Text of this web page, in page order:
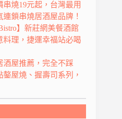
燒19元起，台灣最用
鎖串燒居酒屋品牌！
】新莊網美餐酒館
料理，捷運幸福站必喝
酒屋推薦，完全不踩
屋燒、握壽司系列，